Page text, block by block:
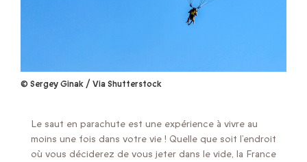
© Sergey Ginak / Via Shutterstock
Le saut en parachute est une expérience à vivre au
moins une fois dans votre vie ! Quelle que soit l’endroit
où vous déciderez de vous jeter dans le vide, la France